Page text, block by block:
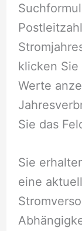
klicken Sie
Werte
Sie das
Sie
eine